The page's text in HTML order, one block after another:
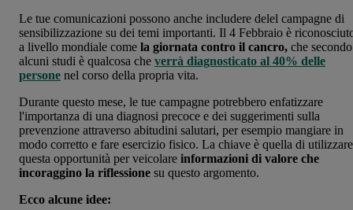
Le tue comunicazioni possono anche includere delel campagne di
sensibilizzazione su dei temi importanti. Il 4 Febbraio è
a livello mondiale come la giornata contro il cancro, che secondo
alcuni studi è qualcosa che verrà diagnosticato al 40% delle
persone nel corso della propria vita.
Durante questo mese, le tue campagne potrebbero enfatizzare
l'importanza di una diagnosi precoce e dei suggerimenti sulla
prevenzione attraverso abitudini salutari, per esempio mangiare in
modo corretto e fare esercizio fisico. La chiave è quella di utilizzare
questa opportunità per veicolare informazioni di valore che
incoraggino la riflessione su questo argomento.
Ecco alcune idee: